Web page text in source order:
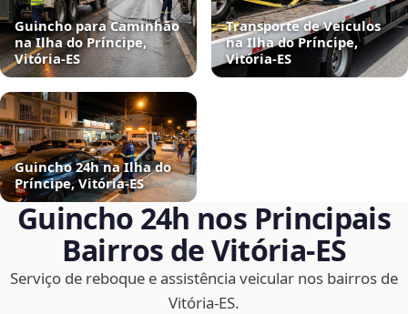
Guincho para Caminhão
na Ilha do Príncipe,
Vitória‑ES
Transporte de Veículos
na Ilha do Príncipe,
Vitória‑ES
Guincho 24h na Ilha do
Príncipe, Vitória‑ES
Guincho 24h nos Principais
Bairros de Vitória‑ES
Serviço de reboque e assistência veicular nos bairros de
Vitória‑ES.